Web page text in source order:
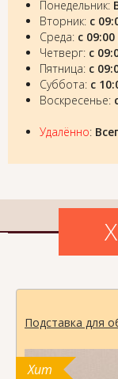
Понедельник:
Вторник: с
Среда: с
Четверг: с
Пятница: с
Суббота: с
Воскресенье:
Удалённо:
Подставка для
Хит